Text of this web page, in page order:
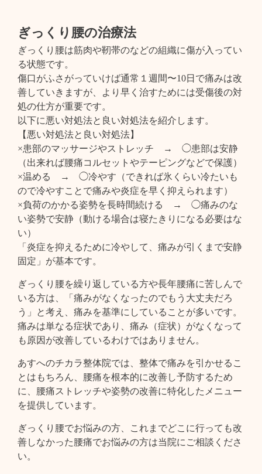
ぎっくり腰の治療法
ぎっくり腰は筋肉や靭帯のなどの組織に傷が入ってい
る状態です。
傷口がふさがっていけば通常１週間〜10日で痛みは改
善していきますが、より早く治すためには受傷後の対
処の仕方が重要です。
以下に悪い対処法と良い対処法を紹介します。
【悪い対処法と良い対処法】
×患部のマッサージやストレッチ → ◯患部は安静
（出来れば腰痛コルセットやテーピングなどで保護）
×温める → ◯冷やす（できれば氷くらい冷たいも
ので冷やすことで痛みや炎症を早く抑えられます）
×負荷のかかる姿勢を長時間続ける → ◯痛みのな
い姿勢で安静（動ける場合は寝たきりになる必要はな
い）
「炎症を抑えるために冷やして、痛みが引くまで安静
固定」が基本です。
ぎっくり腰を繰り返している方や長年腰痛に苦しんで
いる方は、「痛みがなくなったのでもう大丈夫だろ
う」と考え、痛みを基準にしていることが多いです。
痛みは単なる症状であり、痛み（症状）がなくなって
も原因が改善しているわけではありません。
あすへのチカラ整体院では、整体で痛みを引かせるこ
とはもちろん、腰痛を根本的に改善し予防するため
に、腰痛ストレッチや姿勢の改善に特化したメニュー
を提供しています。
ぎっくり腰でお悩みの方、これまでどこに行っても改
善しなかった腰痛でお悩みの方は当院にご相談くださ
い。